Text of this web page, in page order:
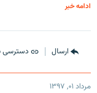
ادامه خبر
ارسال دسترسی
مرداد ۰۱, ۱۳۹۷